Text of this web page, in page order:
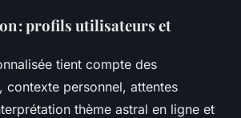
: profils utilisateurs et
tient compte des
contexte personnel, attentes
thème astral en ligne et